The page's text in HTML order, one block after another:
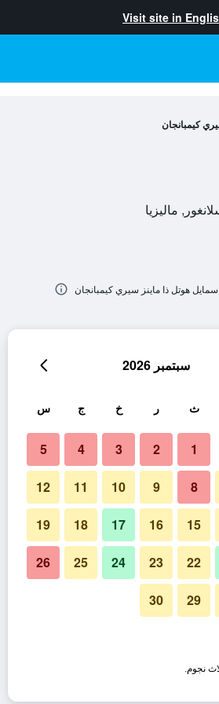
Visit site in
كيمبانجان
هوتل ذا ماينز سيري كيمبانجان
سبتمبر 2026
ث ر خ ج س
1
2
3
4
5
8
9
10
11
12
15
16
17
18
19
22
23
24
25
26
29
30
نجوم.